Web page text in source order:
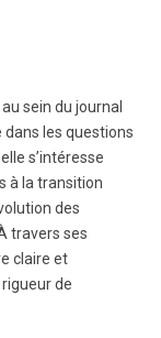
sein du journal
dans les questions
s’intéresse
à la transition
des
travers ses
claire et
de